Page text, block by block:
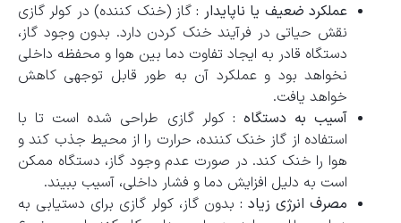
عملکرد ضعیف یا ناپایدار :گاز (خنک‌ کننده) در کولر گازی
نقش حیاتی در فرآیند خنک ‌کردن دارد. بدون وجود گاز،
دستگاه قادر به ایجاد تفاوت دما بین هوا و محفظه داخلی
نخواهد بود و عملکرد آن به طور قابل توجهی کاهش
خواهد یافت.
آسیب به دستگاه : کولر گازی طراحی شده است تا با
استفاده از گاز خنک ‌کننده، حرارت را از محیط جذب کند و
هوا را خنک کند. در صورت عدم وجود گاز، دستگاه ممکن
است به دلیل افزایش دما و فشار داخلی، آسیب ببیند.
مصرف انرژی زیاد : بدون گاز، کولر گازی برای دستیابی به